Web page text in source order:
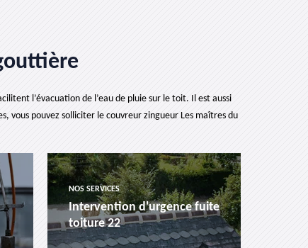
l’évacuation de l’eau de pluie sur le toit. Il est aussi
vous pouvez solliciter le couvreur zingueur Les maîtres du
NOS SERVICES
Intervention d'urgence fuite
toiture 22